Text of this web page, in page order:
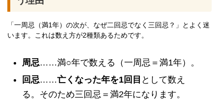
「一周忌（満1年）の次が、なぜ二回忌でなく三回忌？」とよく迷
います。これは数え方が2種類あるためです。
周忌……満○年で数える（一周忌＝満1年）。
回忌……亡くなった年を1回目 として数え
る。そのため三回忌＝満2年になります。